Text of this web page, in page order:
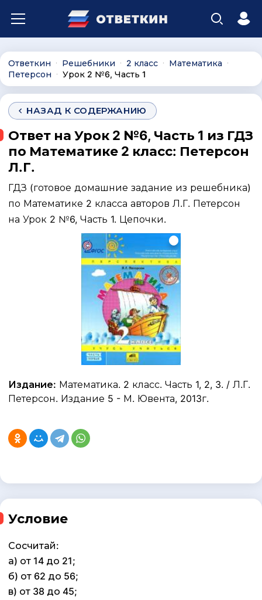
Ответкин ∙ Решебники ∙ 2 класс ∙ Математика ∙
Петерсон ∙ Урок 2 №6, Часть 1
НАЗАД К СОДЕРЖАНИЮ
Ответ на Урок 2 №6, Часть 1 из ГДЗ
по Математике 2 класс: Петерсон
Л.Г.
ГДЗ (готовое домашние задание из решебника)
по Математике 2 класса авторов Л.Г. Петерсон
на Урок 2 №6, Часть 1. Цепочки.
Издание: Математика. 2 класс. Часть 1, 2, 3. / Л.Г.
Петерсон. Издание 5 - М. Ювента, 2013г.
Условие
Сосчитай:
а) от 14 до 21;
б) от 62 до 56;
в) от 38 до 45;